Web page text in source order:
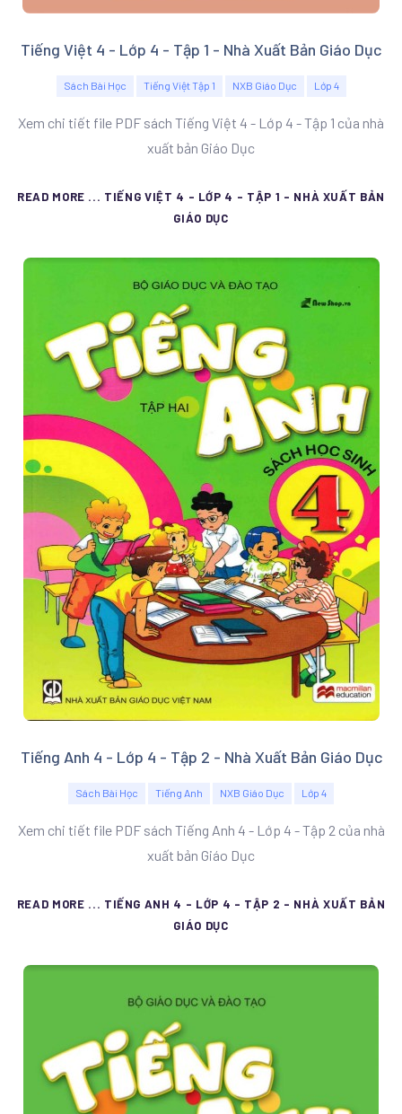
Tiếng Việt 4 - Lớp 4 - Tập 1 - Nhà Xuất Bản Giáo Dục
Sách Bài Học Tiếng Việt Tập 1 NXB Giáo Dục Lớp 4
Xem chi tiết file PDF sách Tiếng Việt 4 - Lớp 4 - Tập 1 của nhà
xuất bản Giáo Dục
READ MORE ... TIẾNG VIỆT 4 - LỚP 4 - TẬP 1 - NHÀ XUẤT BẢN
GIÁO DỤC
Tiếng Anh 4 - Lớp 4 - Tập 2 - Nhà Xuất Bản Giáo Dục
Sách Bài Học Tiếng Anh NXB Giáo Dục Lớp 4
Xem chi tiết file PDF sách Tiếng Anh 4 - Lớp 4 - Tập 2 của nhà
xuất bản Giáo Dục
READ MORE ... TIẾNG ANH 4 - LỚP 4 - TẬP 2 - NHÀ XUẤT BẢN
GIÁO DỤC